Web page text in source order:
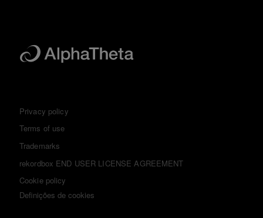
Privacy policy
Terms of use
Trademarks
rekordbox END USER LICENSE AGREEMENT
Cookie policy
Definições de cookies